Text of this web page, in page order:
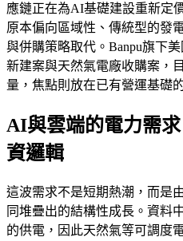
應鏈正在為AI基礎建設重新定
原本偏向區域性、傳統型的發
與併購策略取代。Banpu旗下
新建案與天然氣電廠收購案，
量，焦點則放在已有營運基礎
AI與雲端的電力需
資邏輯
這波需求不是短期熱潮，而是
同堆疊出的結構性成長。資料
的供電，因此天然氣等可調度